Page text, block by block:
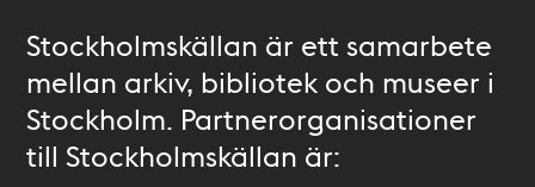
Stockholmskällan är ett samarbete
mellan arkiv, bibliotek och museer i
Stockholm. Partnerorganisationer
till Stockholmskällan är: